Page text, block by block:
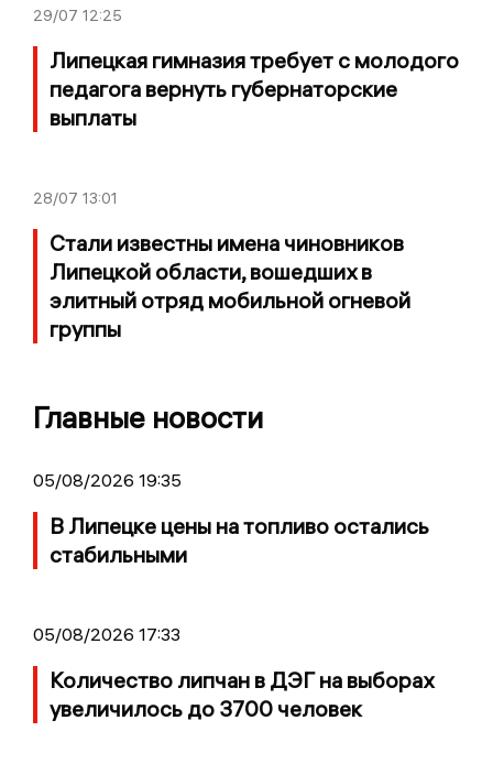
29/07 12:25
Липецкая гимназия требует с молодого
педагога вернуть губернаторские
выплаты
28/07 13:01
Стали известны имена чиновников
Липецкой области, вошедших в
элитный отряд мобильной огневой
группы
Главные новости
05/08/2026 19:35
В Липецке цены на топливо остались
стабильными
05/08/2026 17:33
Количество липчан в ДЭГ на выборах
увеличилось до 3700 человек